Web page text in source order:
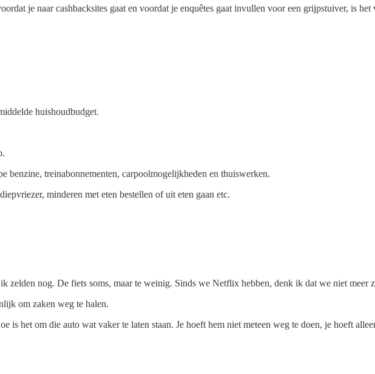
je naar cashbacksites gaat en voordat je enquêtes gaat invullen voor een grijpstuiver, is
huishoudbudget.
treinabonnementen, carpoolmogelijkheden en thuiswerken.
minderen met eten bestellen of uit eten gaan etc.
zelden nog. De fiets soms, maar te weinig. Sinds we Netflix hebben, denk ik dat we niet
om zaken weg te halen.
is het om die auto wat vaker te laten staan. Je hoeft hem niet meteen weg te doen, je hoeft